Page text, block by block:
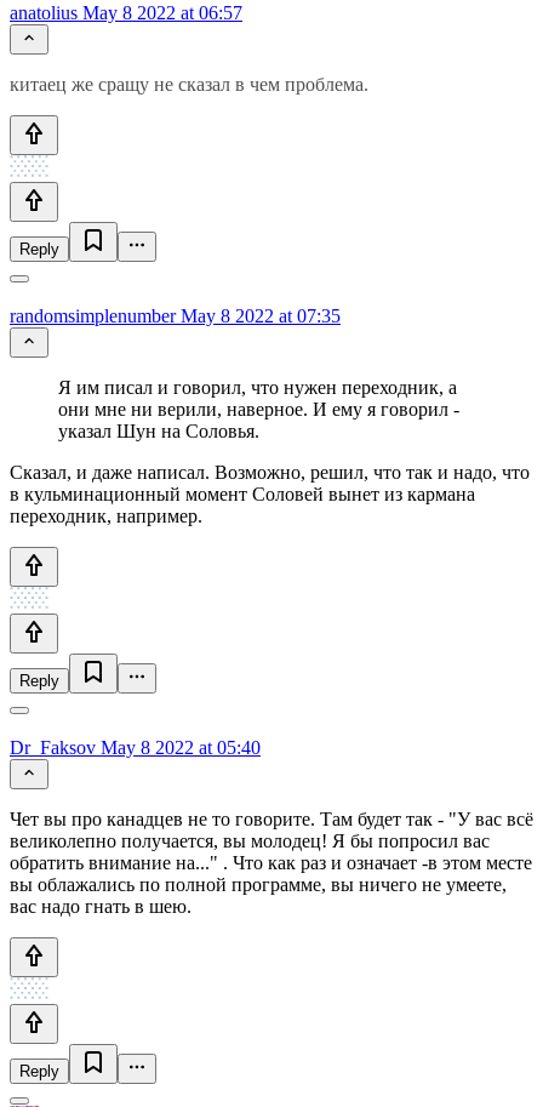
anatolius May 8 2022 at 06:57
китаец же сращу не сказал в чем проблема.
Reply
randomsimplenumberMay 8 2022 at 07:35
Я им писал и говорил, что нужен переходник, а
они мне ни верили, наверное. И ему я говорил -
указал Шун на Соловья.
Сказал, и даже написал. Возможно, решил, что так и надо, что
в кульминационный момент Соловей вынет из кармана
переходник, например.
Reply
Dr_Faksov May 8 2022 at 05:40
Чет вы про канадцев не то говорите. Там будет так - "У вас всё
великолепно получается, вы молодец! Я бы попросил вас
обратить внимание на..." . Что как раз и означает -в этом месте
вы облажались по полной программе, вы ничего не умеете,
вас надо гнать в шею.
Reply